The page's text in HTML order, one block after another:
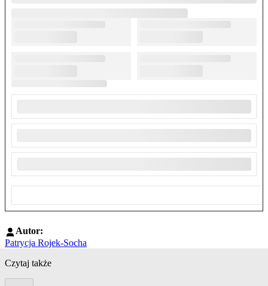
Autor:
Patrycja Rojek-Socha
Czytaj także